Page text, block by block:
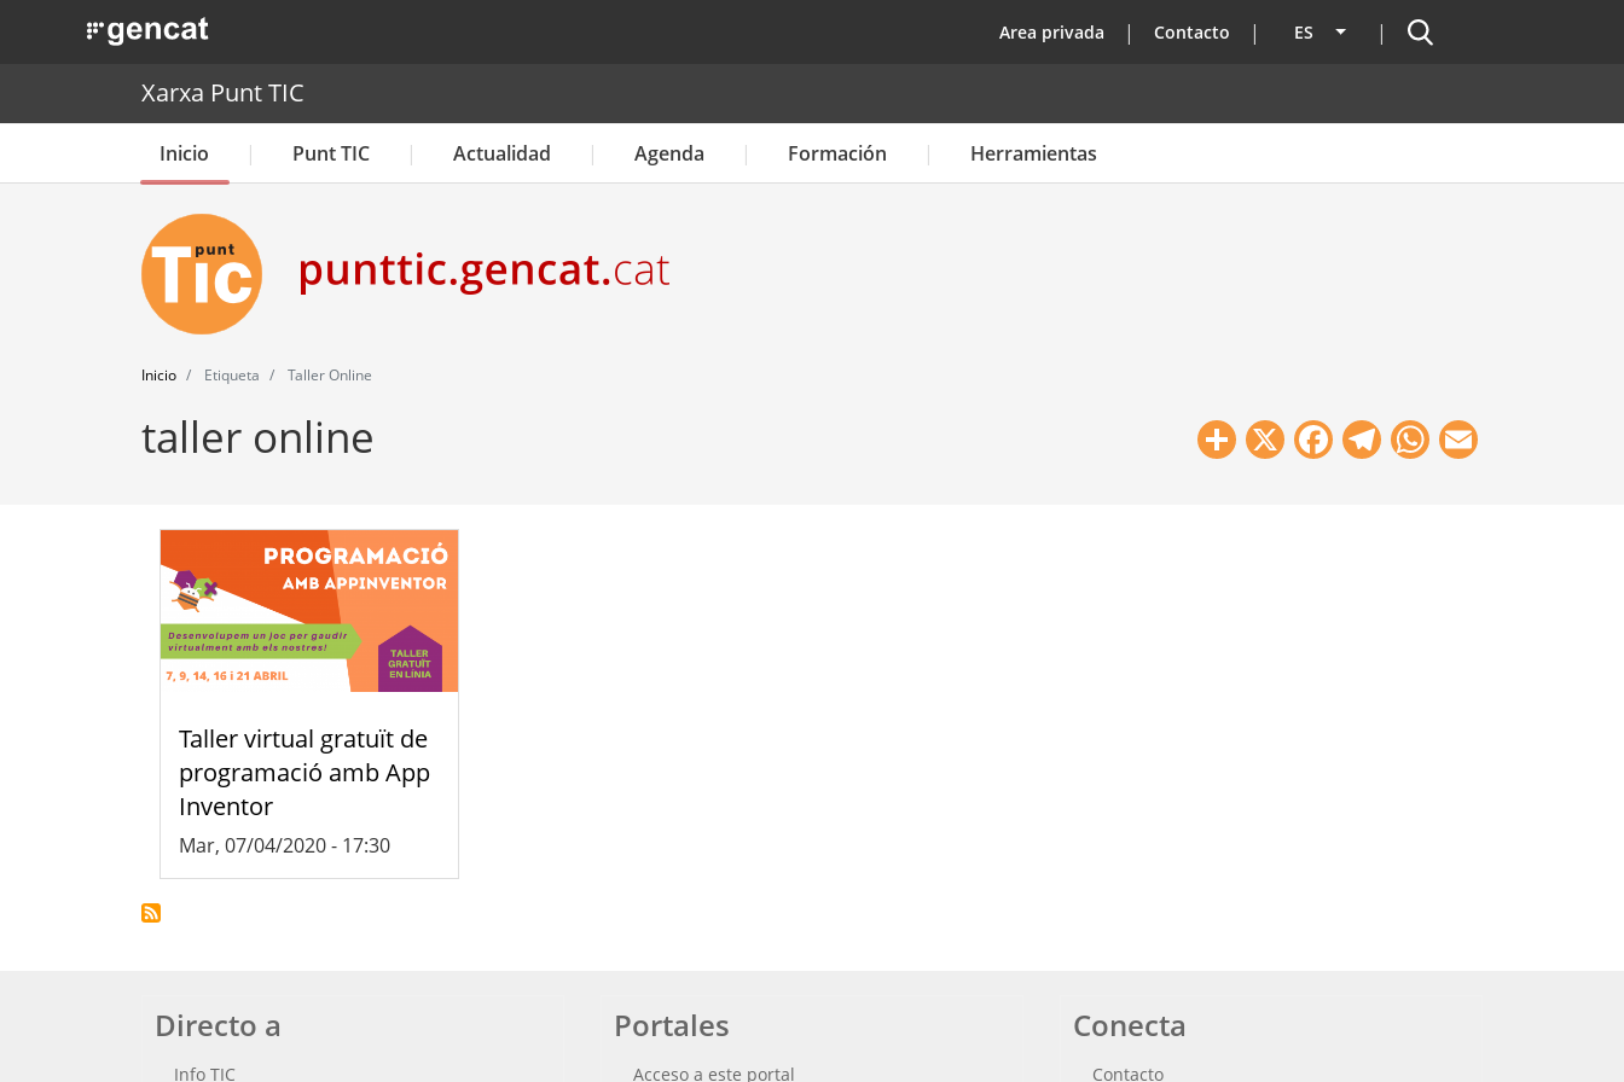
. Obre en una nova finestra. top
Area privada Contacto ES Lista adicional de acciones
Buscador
Xarxa Punt TIC
Inicio Punt TIC Actualidad Agenda Formación Herramientas
Inicio Etiqueta Taller Online
taller online Share
X Facebook
Telegram
WhatsApp
Taller virtual gratuït de
programació amb App
Inventor
Mar, 07/04/2020 - 17:30
Directo a
Info TIC
Portales
Acceso a este portal
Conecta
Contacto